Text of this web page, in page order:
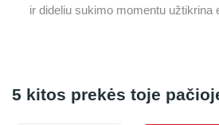
ir dideliu sukimo momentu užtikrina
5 kitos prekės toje